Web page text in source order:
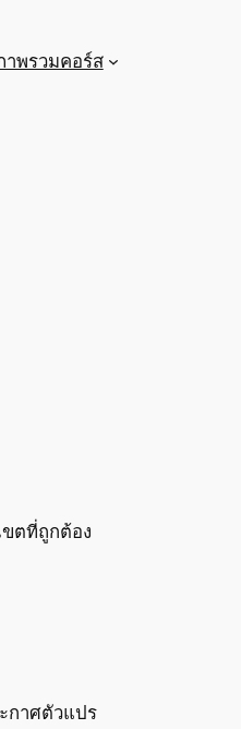
าพรวมคอร์ส
ขตที่ถูกต้อง
กาศตัวแปร